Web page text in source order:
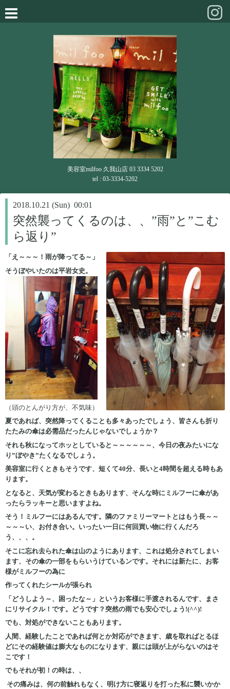
美容室milfoo 久我山店 03 3334 5202
tel : 03-3334-5202
2018.10.21 (Sun) 00:01
突然襲ってくるのは、、”雨”と”こむ
ら返り”
「え～～～！雨が降ってる～」
そうぼやいたのは平岩女史。
（頭のとんがり方が、不気味）
夏であれば、突然降ってくることも多々あったでしょう、皆さんも折り
たたみの傘は必需品だったんじゃないでしょうか？
それも秋になってホッとしていると～～～～～～、今日の夜みたいにな
り”ぼやき”たくなるでしょう。
美容室に行くときもそうです、短くて40分、長いと4時間を超える時もあ
ります。
となると、天気が変わるときもあります、そんな時にミルフーに傘があ
ったらラッキーと思いますよね。
そう！ミルフーにはあるんです。隣のファミリーマートとはもう長～～
～～～い、お付き合い。いったい一日に何回買い物に行くんだろ
う、、、。
そこに忘れ去られた傘は山のようにあります、これは処分されてしまい
ます、その傘の一部をもらいうけているンです。それには新たに、お客
様がミルフーの為に
作ってくれたシールが張られ
「どうしよう～、困ったな～」というお客様に手渡されるんです、まさ
にリサイクル！です。どうです？突然の雨でも安心でしょう!(^^)!
でも、対処ができないこともあります。
人間、経験したことであれば何とか対応ができます、歳を取ればとるほ
どにその経験値は膨大なものになります、親には頭が上がらないのはそ
こです！
でもそれが初！の時は、、
その痛みは、何の前触れもなく、明け方に寝返りを打った私に襲いかか